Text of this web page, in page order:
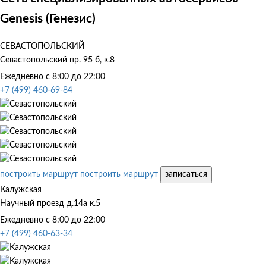
Genesis (Генезис)
СЕВАСТОПОЛЬСКИЙ
Севастопольский пр. 95 б, к.8
Ежедневно с 8:00 до 22:00
+7 (499) 460-69-84
построить маршрут построить маршрут
записаться
Калужская
Научный проезд д.14а к.5
Ежедневно с 8:00 до 22:00
+7 (499) 460-63-34